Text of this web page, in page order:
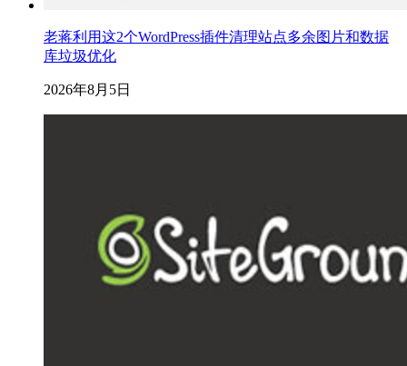
老蒋利用这2个WordPress插件清理站点多余图片和数据
库垃圾优化
2026年8月5日